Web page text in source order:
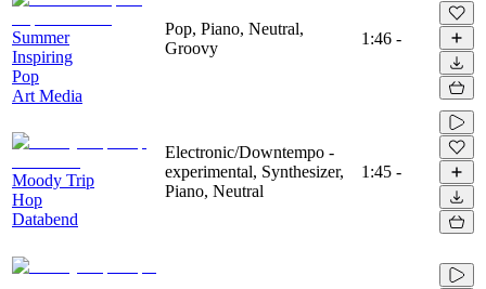
Summer
Inspiring
Pop
Art Media
Pop, Piano, Neutral,
Groovy
1:46 -
Moody Trip
Hop
Databend
Electronic/Downtempo -
experimental, Synthesizer,
Piano, Neutral
1:45 -